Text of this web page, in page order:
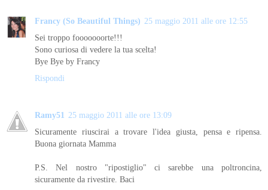
Francy (So Beautiful Things) 25 maggio 2011 alle ore 12:55
Sei troppo fooooooorte!!!
Sono curiosa di vedere la tua scelta!
Bye Bye by Francy
Rispondi
Ramy51 25 maggio 2011 alle ore 13:09
Sicuramente riuscirai a trovare l'idea giusta, pensa e ripensa.
Buona giornata Mamma
P.S. Nel nostro "ripostiglio" ci sarebbe una poltroncina,
sicuramente da rivestire. Baci